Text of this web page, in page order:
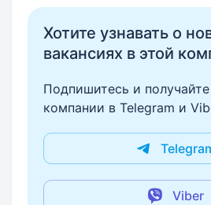
Хотите узнавать о
вакансиях в этой
Подпишитесь и
компании в Telegram и
Viber